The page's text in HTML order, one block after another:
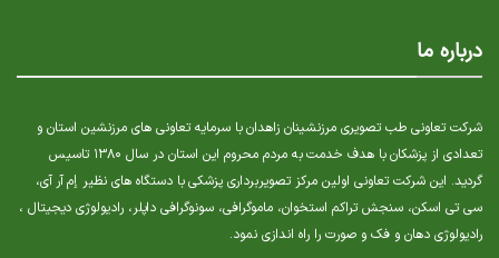
درباره ما
شرکت تعاونی طب تصویری مرزنشینان زاهدان با سرمایه تعاونی های مرزنشین استان و
تعدادی از پزشکان با هدف خدمت به مردم محروم این استان در سال ۱۳۸۰ تاسیس
گردید. این شرکت تعاونی اولین مرکز تصویربرداری پزشکی با دستگاه های نظیر إم آر آی،
سی تی اسکن، سنجش تراکم استخوان، ماموگرافی، سونوگرافی داپلر، رادیولوژی دیجیتال ،
رادیولوژی دهان و فک و صورت را راه اندازی نمود.